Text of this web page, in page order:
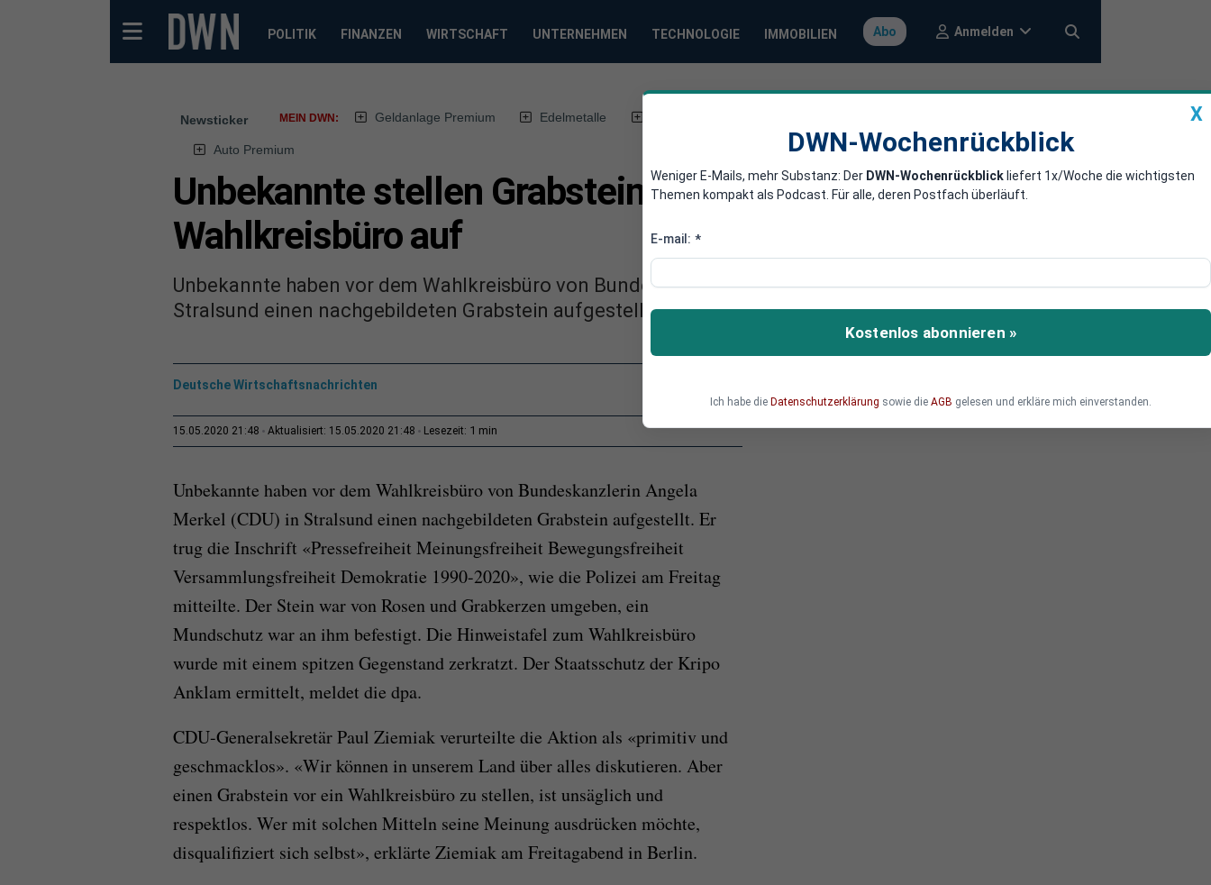
POLITIK FINANZEN WIRTSCHAFT UNTERNEHMEN TECHNOLOGIE IMMOBILIEN Abo Anmelden
Newsticker MEIN DWN: Geldanlage Premium Edelmetalle
Auto Premium
Unbekannte stellen Grabstein vor Merkels
Wahlkreisbüro auf
Unbekannte haben vor dem Wahlkreisbüro von Bundeskanzlerin Angela Merkel (CDU) in
Stralsund einen nachgebildeten Grabstein aufgestellt, so die dpa.
Deutsche Wirtschaftsnachrichten
15.05.2020 21:48 Aktualisiert: 15.05.2020 21:48 Lesezeit: 1 min
Unbekannte haben vor dem Wahlkreisbüro von Bundeskanzlerin Angela
Merkel (CDU) in Stralsund einen nachgebildeten Grabstein aufgestellt. Er
trug die Inschrift «Pressefreiheit Meinungsfreiheit Bewegungsfreiheit
Versammlungsfreiheit Demokratie 1990-2020», wie die Polizei am Freitag
mitteilte. Der Stein war von Rosen und Grabkerzen umgeben, ein
Mundschutz war an ihm befestigt. Die Hinweistafel zum Wahlkreisbüro
wurde mit einem spitzen Gegenstand zerkratzt. Der Staatsschutz der Kripo
Anklam ermittelt, meldet die dpa.
CDU-Generalsekretär Paul Ziemiak verurteilte die Aktion als «primitiv und
geschmacklos». «Wir können in unserem Land über alles diskutieren. Aber
einen Grabstein vor ein Wahlkreisbüro zu stellen, ist unsäglich und
respektlos. Wer mit solchen Mitteln seine Meinung ausdrücken möchte,
disqualifiziert sich selbst», erklärte Ziemiak am Freitagabend in Berlin.
X
DWN-Wochenrückblick
Weniger E-Mails, mehr Substanz: Der DWN-Wochenrückblick liefert 1x/Woche die wichtigsten
Themen kompakt als Podcast. Für alle, deren Postfach überläuft.
E-mail: *
Kostenlos abonnieren »
Ich habe die Datenschutzerklärung sowie die AGB gelesen und erkläre mich einverstanden.